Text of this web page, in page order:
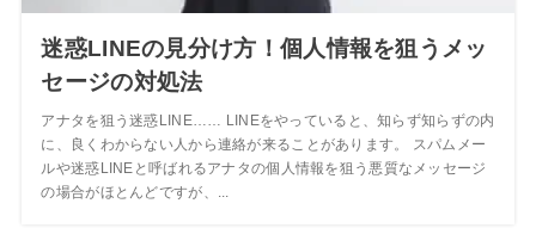
迷惑LINEの見分け方！個人情報を狙うメッ
セージの対処法
アナタを狙う迷惑LINE…… LINEをやっていると、知らず知らずの内
に、良くわからない人から連絡が来ることがあります。 スパムメー
ルや迷惑LINEと呼ばれるアナタの個人情報を狙う悪質なメッセージ
の場合がほとんどですが、...